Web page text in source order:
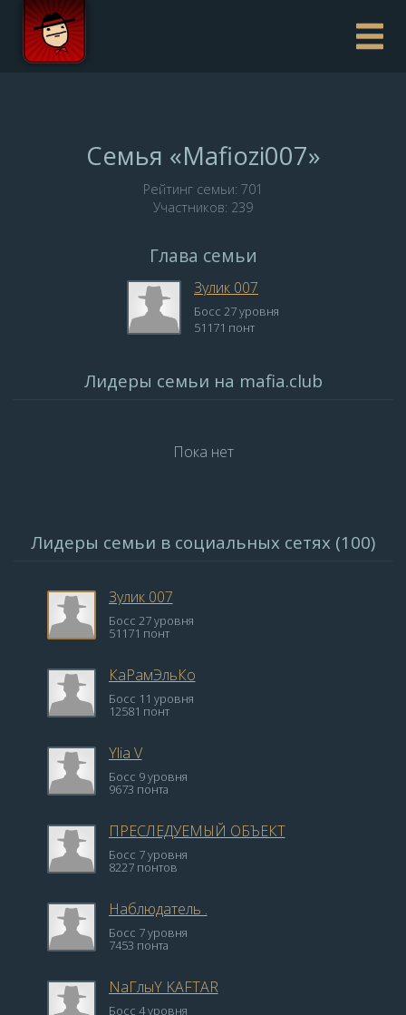
Семья «Mafiozi007»
Рейтинг семьи: 701
Участников: 239
Глава семьи
Зулик 007
Босс 27 уровня
51171 понт
Лидеры семьи на mafia.club
Пока нет
Лидеры семьи в социальных сетях (100)
Зулик 007
Босс 27 уровня
51171 понт
КаРамЭльКо
Босс 11 уровня
12581 понт
Ylia V
Босс 9 уровня
9673 понта
ПРЕСЛЕДУЕМЫЙ ОБЪЕКТ
Босс 7 уровня
8227 понтов
Наблюдатель .
Босс 7 уровня
7453 понта
NаГлыY KAFTAR
Босс 4 уровня